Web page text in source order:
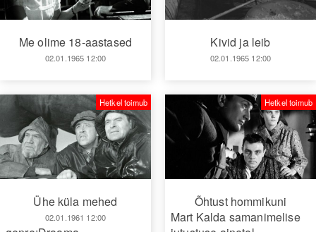
Me olime 18-aastased
02.01.1965 12:00
Kivid ja leib
02.01.1965 12:00
Ühe küla mehed
02.01.1961 12:00
Hetkel toimub
Õhtust hommikuni
Mart Kalda samanimelise
Hetkel toimub